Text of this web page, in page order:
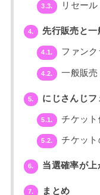
3.3. リセール
4. 先行販売と一
4.1. ファン
4.2. 一般販売
5. にじさんじ
5.1. チケット
5.2. チケッ
6. 当選確率が上
7. まとめ